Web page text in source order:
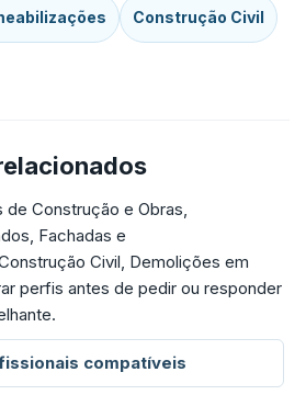
Construção Civil
Construção e Obras,
Fachadas e
Civil, Demolições em
perfis antes de pedir ou responder
compatíveis